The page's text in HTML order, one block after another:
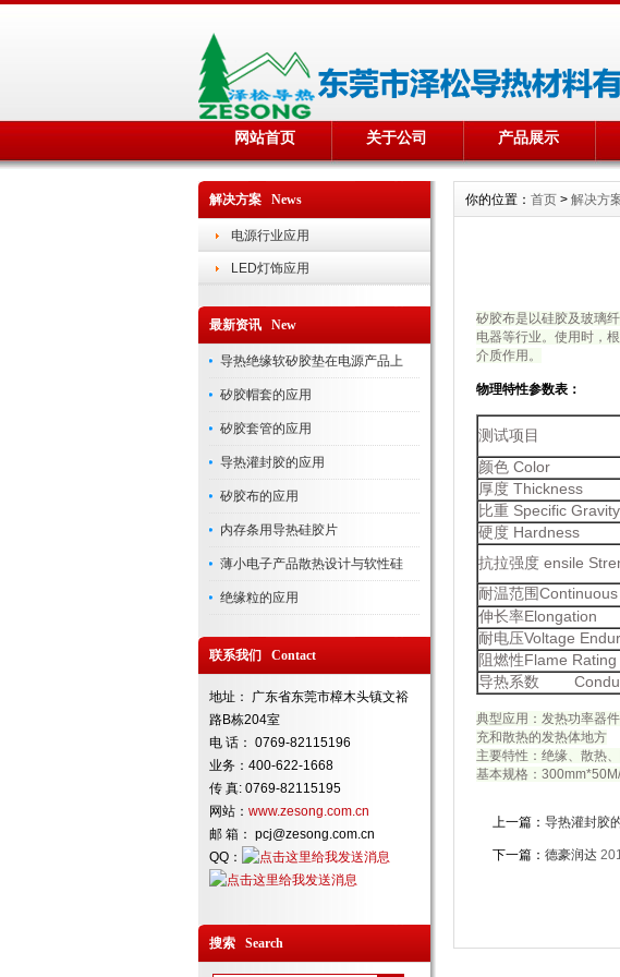
网站首页 关于公司 产品展示
解决方案 News
电源行业应用
LED灯饰应用
最新资讯 New
导热绝缘软矽胶垫在电源产品上
矽胶帽套的应用
矽胶套管的应用
导热灌封胶的应用
矽胶布的应用
内存条用导热硅胶片
薄小电子产品散热设计与软性硅
绝缘粒的应用
联系我们 Contact
地址： 广东省东莞市樟木头镇文裕
路B栋204室
电 话： 0769-82115196
业务：400-622-1668
传 真: 0769-82115195
网站： www.zesong.com.cn
邮 箱： pcj@zesong.com.cn
QQ：
搜索 Search
你的位置： 首页 > 解决方
矽胶布是以硅胶及玻璃
电器等行业。使用时，
介质作用。
物理特性参数表 ：
测试项目
颜色 Color
厚度 Thickness
比重 Specific Gravity
硬度 Hardness
抗拉强度 ensile
耐温范围
伸长率Elongation
耐电压Voltage
阻燃性Flame Rating
导热系数
典型应用：发热功率器
充和散热的发热体地方
主要特性：绝缘、散热
基本规格：
上一篇： 导热灌封胶
下一篇： 德豪润达